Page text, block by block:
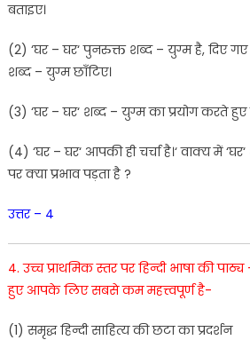
बताइए।
(2) ‘घर –घर‘पुनरुक्त शब्द – युग्महै, दिएगए
शब्द – युग्मछाँटिए।
(3) ‘घर –घर‘ शब्द – युग्मकाप्रयोगकरतेहुए
(4) ‘घर –घर‘ आपकीहीचर्चाहै।‘वाक्यमें‘घर‘
परक्याप्रभावपड़ताहै ?
उत्तर – 4
4. उच्चप्राथमिकस्तरपरहिन्दी भाषाकीपाठ्य
हुए आपकेलिएसबसेकममहत्त्वपूर्णहै-
(1)समृद्धहिन्दीसाहित्यकीछटाकाप्रदर्शन